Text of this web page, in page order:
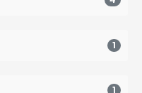
1
1